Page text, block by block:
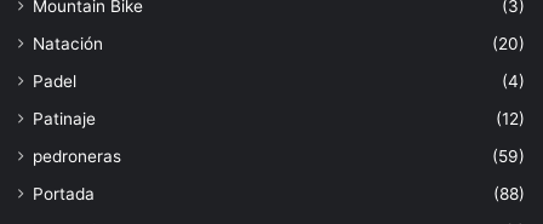
Mountain Bike
(3)
Natación
(20)
Padel
(4)
Patinaje
(12)
pedroneras
(59)
Portada
(88)